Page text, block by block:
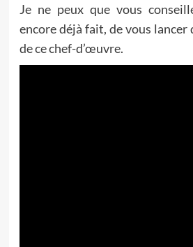
Je ne peux que vous
encore déjà fait, de vous lancer
de ce chef-d’œuvre.